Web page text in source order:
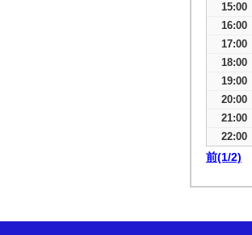
15:00
16:00
17:00
18:00
19:00
20:00
21:00
22:00
前(1/2)